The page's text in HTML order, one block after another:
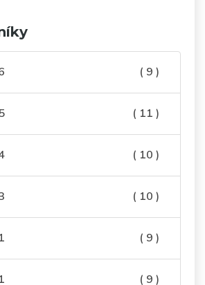
( 9 )
( 11 )
( 10 )
( 10 )
( 9 )
( 9 )